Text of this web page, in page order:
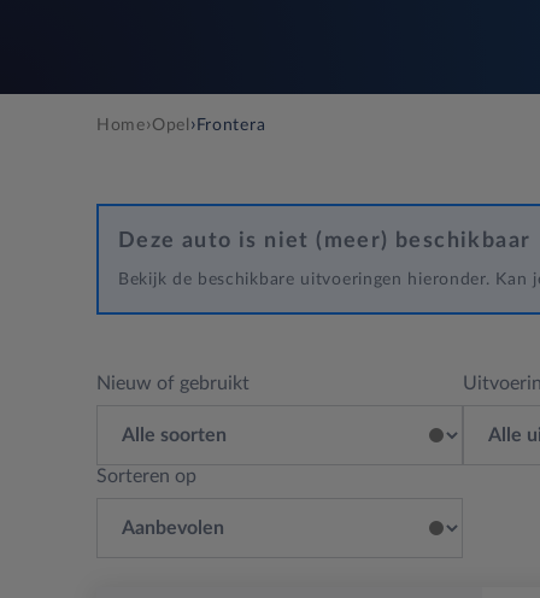
Home›Opel › Frontera
Deze auto is niet (meer) beschikbaar
Bekijk de beschikbare uitvoeringen hieronder.
Nieuw of gebruikt
Sorteren op